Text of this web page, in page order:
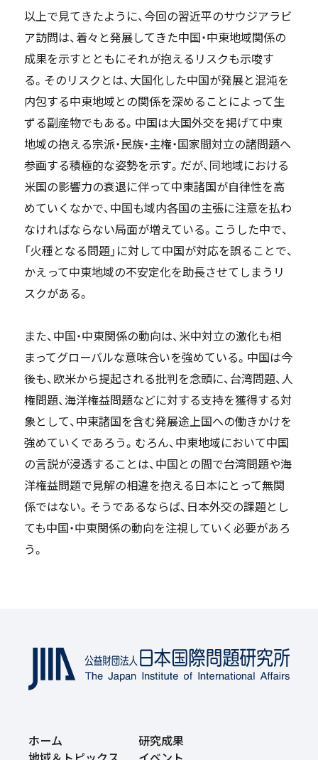
以上で見てきたように、今回の習近平のサウジアラビ
ア訪問は、着々と発展してきた中国・中東地域関係の
成果を示すとともにそれが抱えるリスクも示唆す
る。そのリスクとは、大国化した中国が発展と混沌を
内包する中東地域との関係を深めることによって生
ずる副産物でもある。中国は大国外交を掲げて中東
地域の抱える宗派・民族・主権・国家間対立の諸問題へ
参画する積極的な姿勢を示す。だが、同地域における
米国の影響力の衰退に伴って中東諸国が自律性を高
めていくなかで、中国も域内各国の主張に注意を払わ
なければならない局面が増えている。こうした中で、
「火種となる問題」に対して中国が対応を誤ることで、
かえって中東地域の不安定化を助長させてしまうリ
スクがある。
また、中国・中東関係の動向は、米中対立の激化も相
まってグローバルな意味合いを強めている。中国は今
後も、欧米から提起される批判を念頭に、台湾問題、人
権問題、海洋権益問題などに対する支持を獲得する対
象として、中東諸国を含む発展途上国への働きかけを
強めていくであろう。むろん、中東地域において中国
の言説が浸透することは、中国との間で台湾問題や海
洋権益問題で見解の相違を抱える日本にとって無関
係ではない。そうであるならば、日本外交の課題とし
ても中国・中東関係の動向を注視していく必要があろ
う。
ホーム
研究成果